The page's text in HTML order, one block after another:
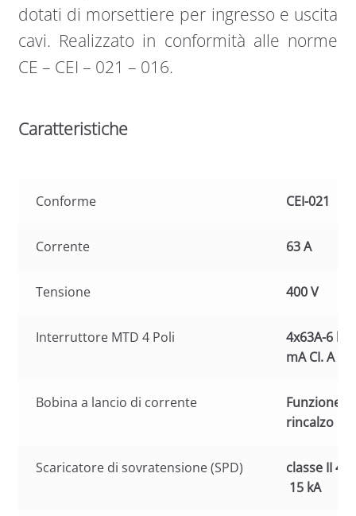
dotati di morsettiere per ingresso e uscita
cavi. Realizzato in conformità alle norme
CE – CEI – 021 – 016.
Caratteristiche
Conforme CEI-021
Corrente 63 A
Tensione 400 V
Interruttore MTD 4 Poli
4x63A-6
mA CI. A
Bobina a lancio di corrente
Funzione di
rincalzo
Scaricatore di sovratensione (SPD)
classe II 4P
15 kA